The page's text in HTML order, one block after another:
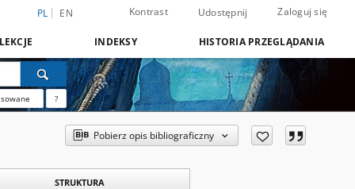
PL EN Kontrast Udostępnij Zaloguj się
INDEKSY HISTORIA PRZEGLĄDANIA
?
Pobierz opis bibliograficzny
STRUKTURA